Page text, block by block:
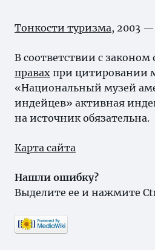
Тонкости туризма, 2003
В соответствии с законом
правах при цитировании
«Национальный музей
индейцев» активная
на источник обязательна.
Карта сайта
Нашли ошибку?
Выделите ее и нажмите